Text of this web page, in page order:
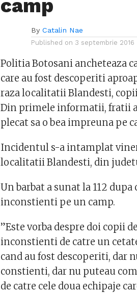
camp
By Catalin Nae
Published on 3 septembrie 2016
Politia Botosani ancheteaza
care au fost descoperiti
raza localitatii Blandesti,
Din primele informatii, fratii
plecat sa o bea impreuna pe
Incidentul s-a intamplat
localitatii Blandesti, din
Un barbat a sunat la 112
inconstienti pe un camp.
”Este vorba despre doi copii
inconstienti de catre un
cand au fost descoperiti, dar
constienti, dar nu puteau
de catre cele doua echipaje